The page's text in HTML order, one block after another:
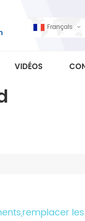
Français
VIDÉOS